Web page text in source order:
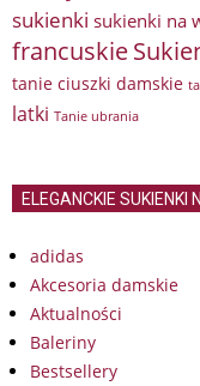
sukienki sukienki na
francuskie
tanie ciuszki damskie
latki Tanie ubrania
ELEGANCKIE SUKIENKI
adidas
Akcesoria damskie
Aktualności
Baleriny
Bestsellery